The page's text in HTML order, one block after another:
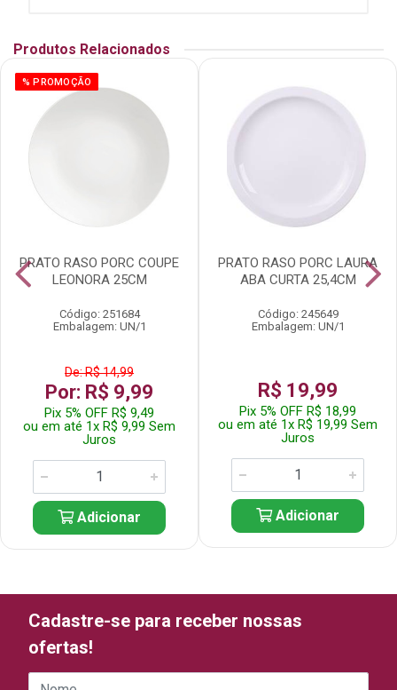
Produtos Relacionados
% PROMOÇÃO
PRATO RASO PORC COUPE
LEONORA 25CM
Código: 251684
Embalagem: UN/1
De: R$ 14,99
Por: R$ 9,99
Pix 5% OFF R$ 9,49
ou em até 1x R$ 9,99 Sem
Juros
Adicionar
PRATO RASO PORC LAURA
ABA CURTA 25,4CM
Código: 245649
Embalagem: UN/1
R$ 19,99
Pix 5% OFF R$ 18,99
ou em até 1x R$ 19,99 Sem
Juros
Adicionar
Cadastre-se para receber nossas
ofertas!